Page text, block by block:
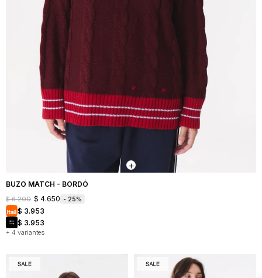
BUZO MATCH - BORDÓ
+ 4 variantes
$ 6.200 $ 4.650 25
$ 3.953
$ 3.953